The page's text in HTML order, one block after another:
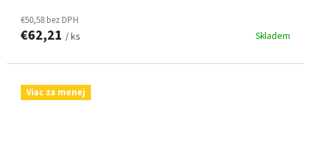
Skladem
€50,58 bez DPH
€62,21 / ks
Viac za menej